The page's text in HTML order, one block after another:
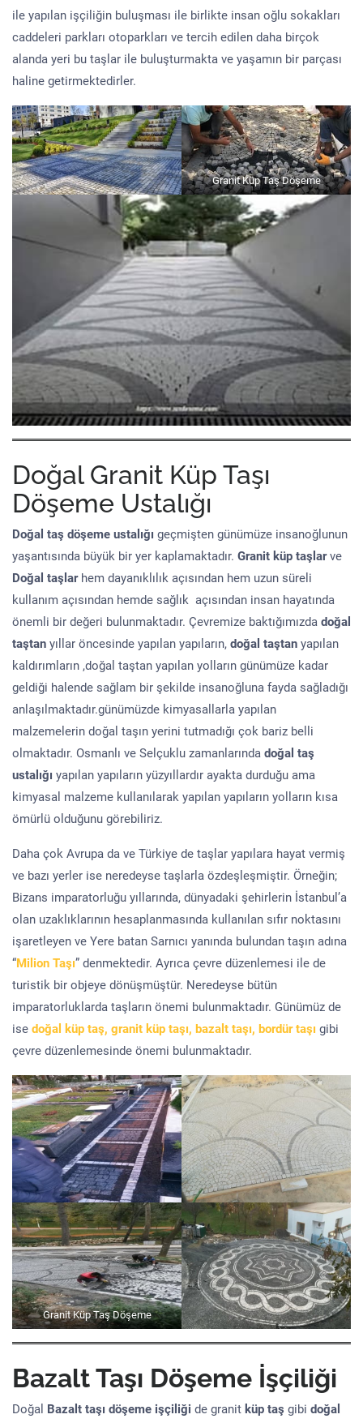
ile yapılan işçiliğin buluşması ile birlikte insan oğlu sokakları
caddeleri parkları otoparkları ve tercih edilen daha birçok
alanda yeri bu taşlar ile buluşturmakta ve yaşamın bir parçası
haline getirmektedirler.
Granit Küp Taş Döşeme
Doğal Granit Küp Taşı
Döşeme Ustalığı
Doğal taş döşeme ustalığı geçmişten günümüze insanoğlunun
yaşantısında büyük bir yer kaplamaktadır. Granit küp taşlarve
Doğal taşlar hem dayanıklılık açısından hem uzun süreli
kullanım açısından hemde sağlık açısından insan hayatında
önemli bir değeri bulunmaktadır. Çevremize baktığımızda doğal
taştan yıllar öncesinde yapılan yapıların, doğal taştan yapılan
kaldırımların ,doğal taştan yapılan yolların günümüze kadar
geldiği halende sağlam bir şekilde insanoğluna fayda sağladığı
anlaşılmaktadır.günümüzde kimyasallarla yapılan
malzemelerin doğal taşın yerini tutmadığı çok bariz belli
olmaktadır. Osmanlı ve Selçuklu zamanlarında doğal taş
ustalığı yapılan yapıların yüzyıllardır ayakta durduğu ama
kimyasal malzeme kullanılarak yapılan yapıların yolların kısa
ömürlü olduğunu görebiliriz.
Daha çok Avrupa da ve Türkiye de taşlar yapılara hayat vermiş
ve bazı yerler ise neredeyse taşlarla özdeşleşmiştir. Örneğin;
Bizans imparatorluğu yıllarında, dünyadaki şehirlerin İstanbul’a
olan uzaklıklarının hesaplanmasında kullanılan sıfır noktasını
işaretleyen ve Yere batan Sarnıcı yanında bulundan taşın adına
“Milion Taşı” denmektedir. Ayrıca çevre düzenlemesi ile de
turistik bir objeye dönüşmüştür. Neredeyse bütün
imparatorluklarda taşların önemi bulunmaktadır. Günümüz de
ise doğal küp taş, granit küp taşı, bazalt taşı, bordür taşı gibi
çevre düzenlemesinde önemi bulunmaktadır.
Granit Küp Taş Döşeme
Bazalt Taşı Döşeme İşçiliği
Doğal Bazalt taşı döşeme işçiliği de granit küp taş gibi doğal